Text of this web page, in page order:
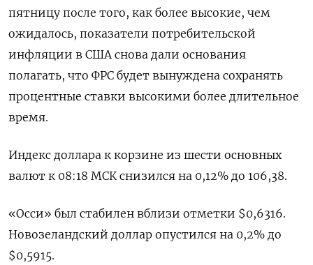
пятницу после того, как более высокие, чем
ожидалось, показатели потребительской
инфляции в США снова дали основания
полагать, что ФРС будет вынуждена сохранять
процентные ставки высокими более длительное
время.
Индекс доллара к корзине из шести основных
валют к 08:18 МСК снизился на 0,12% до 106,38​.
«Осси» был стабилен вблизи отметки $0,6316​.
Новозеландский доллар опустился на 0,2% до
$0,5915​.